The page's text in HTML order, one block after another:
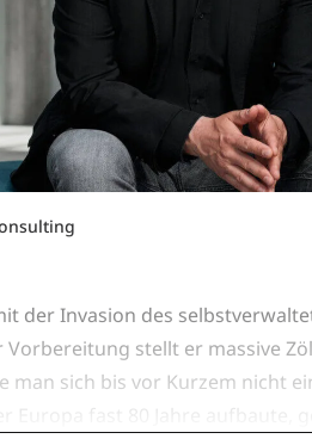
der Invasion des
stellt er massive
man sich bis vor Kurzem nicht